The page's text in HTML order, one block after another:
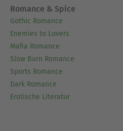
Romance & Spice
Gothic Romance
Enemies to Lovers
Mafia Romance
Slow Burn Romance
Sports Romance
Dark Romance
Erotische Literatur